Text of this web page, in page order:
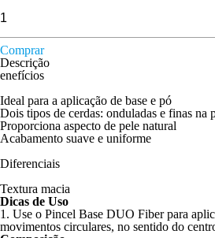
Comprar
Descrição
enefícios
Ideal para a aplicação de base e pó
Dois tipos de cerdas: onduladas e finas na
Proporciona aspecto de pele natural
Acabamento suave e uniforme
Diferenciais
Textura macia
Dicas de Uso
1. Use o Pincel Base DUO Fiber para
movimentos circulares, no sentido do